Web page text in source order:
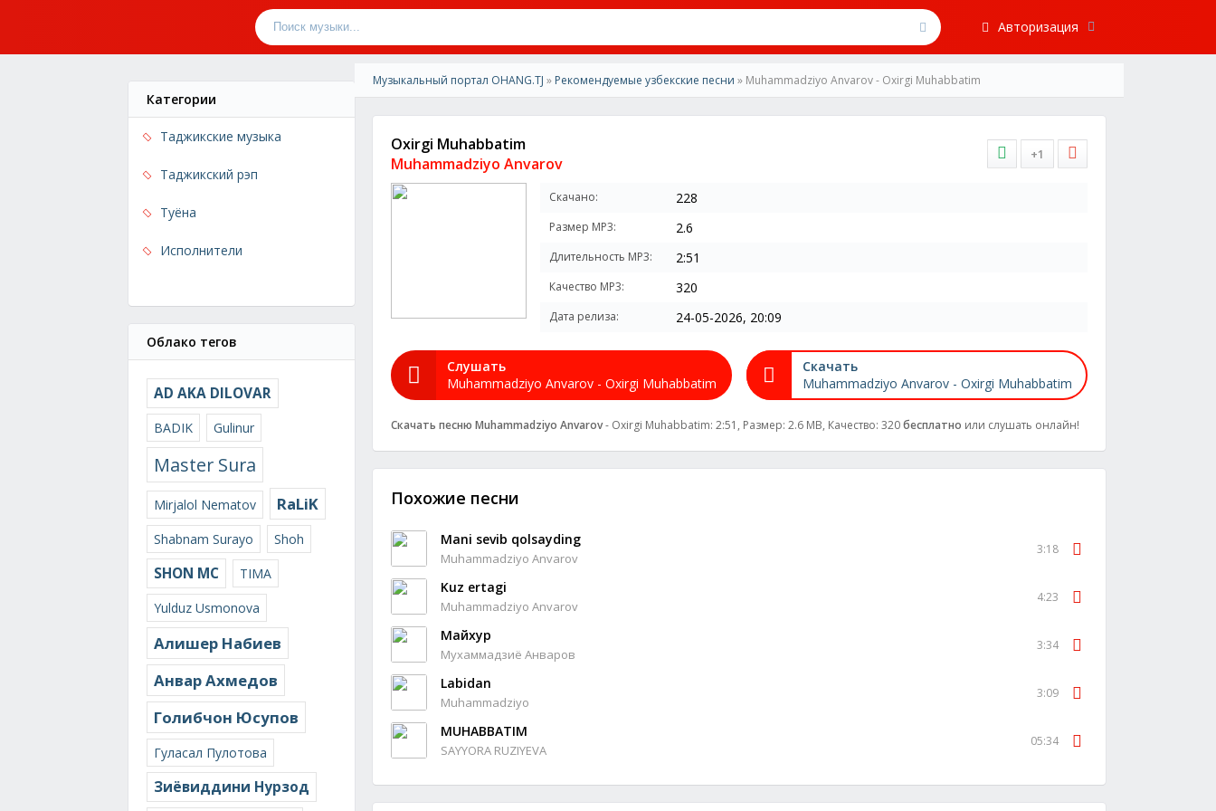
Авторизация
Категории
Таджикские музыка
Таджикский рэп
Туёна
Исполнители
Облако тегов
AD AKA DILOVAR
BADIK Gulinur
Master Sura
Mirjalol Nematov RaLiK
Shabnam Surayo Shoh
SHON MC
TIMA
Yulduz Usmonova
Алишер Набиев
Анвар Ахмедов
Голибчон Юсупов
Гуласал Пулотова
Зиёвиддини Нурзод
Музыкальный портал OHANG.TJ » Рекомендуемые узбекские песни » Muhammadziyo Anvarov - Oxirgi Muhabbatim
Oxirgi Muhabbatim
Muhammadziyo Anvarov
+1
Скачано: 228
Размер MP3: 2.6
Длительность MP3: 2:51
Качество MP3: 320
Дата релиза: 24-05-2026, 20:09
Слушать
Muhammadziyo Anvarov - Oxirgi Muhabbatim
Скачать
Muhammadziyo Anvarov - Oxirgi Muhabbatim
Скачать песню Muhammadziyo Anvarov- Oxirgi Muhabbatim: 2:51, Размер: 2.6 MB, Качество: 320бесплатно или слушать онлайн!
Похожие песни
Mani sevib qolsayding
Muhammadziyo Anvarov
3:18
Kuz ertagi
Muhammadziyo Anvarov
4:23
Майхур
Мухаммадзиё Анваров
3:34
Labidan
Muhammadziyo
3:09
MUHABBATIM
SAYYORA RUZIYEVA
05:34